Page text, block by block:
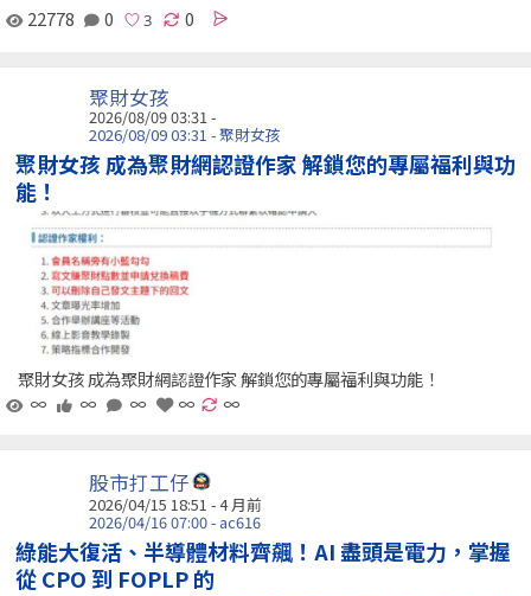
22778 0 0
聚財女孩
2026/08/09 03:31 -
2026/08/09 03:31 - 聚財女孩
聚財女孩 成為聚財網認證作家 解鎖您的專屬福利與功
能！
聚財女孩 成為聚財網認證作家 解鎖您的專屬福利與功能！
∞
∞ ∞ ∞ ∞
股市打工仔
2026/04/15 18:51 - 4 月前
2026/04/16 07:00 - ac616
綠能大復活、半導體材料齊飆！AI 盡頭是電力，掌握
從 CPO 到 FOPLP 的